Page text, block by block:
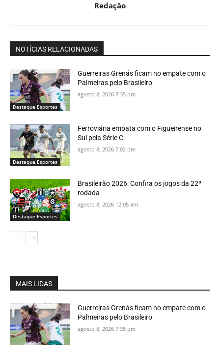
Redação
NOTÍCIAS RELACIONADAS
Destaque Esportes
Guerreiras Grenás ficam no empate com o
Palmeiras pelo Brasileiro
agosto 8, 2026 7:35 pm
Destaque Esportes
Ferroviária empata com o Figueirense no
Sul pela Série C
agosto 8, 2026 7:02 pm
Destaque Esportes
Brasileirão 2026: Confira os jogos da 22ª
rodada
agosto 8, 2026 12:05 am
MAIS LIDAS
Guerreiras Grenás ficam no empate com o
Palmeiras pelo Brasileiro
agosto 8, 2026 7:35 pm